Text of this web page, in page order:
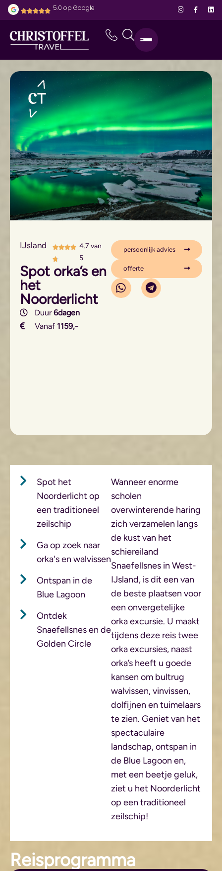
5.0 op Google
IJsland
4.7 van
5
Spot orka’s en
het
Noorderlicht
Duur6dagen
Vanaf 1159,-
persoonlijk advies
offerte
Spot het
Noorderlicht op
een traditioneel
zeilschip
Ga op zoek naar
orka's en walvissen
Ontspan in de
Blue Lagoon
Ontdek
Snaefellsnes en de
Golden Circle
Wanneer enorme
scholen
overwinterende haring
zich verzamelen langs
de kust van het
schiereiland
Snaefellsnes in West-
IJsland, is dit een van
de beste plaatsen voor
een onvergetelijke
orka excursie. U maakt
tijdens deze reis twee
orka excursies, naast
orka’s heeft u goede
kansen om bultrug
walvissen, vinvissen,
dolfijnen en tuimelaars
te zien. Geniet van het
spectaculaire
landschap, ontspan in
de Blue Lagoon en,
met een beetje geluk,
ziet u het Noorderlicht
op een traditioneel
zeilschip!
Reisprogramma